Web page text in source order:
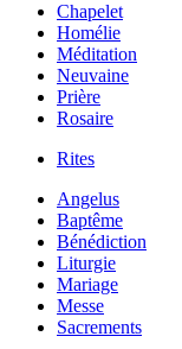
Chapelet
Homélie
Méditation
Neuvaine
Prière
Rosaire
Rites
Angelus
Baptême
Bénédiction
Liturgie
Mariage
Messe
Sacrements